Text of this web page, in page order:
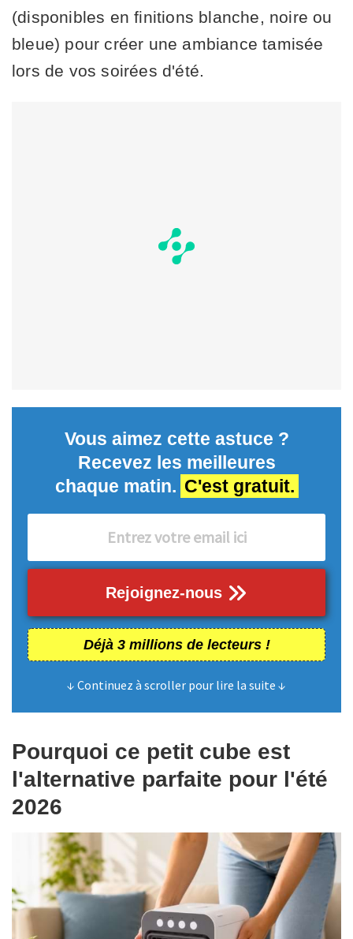
(disponibles en finitions blanche, noire ou
bleue) pour créer une ambiance tamisée
lors de vos soirées d'été.
Vous aimez cette astuce ?
Recevez les meilleures
chaque matin. C'est gratuit.
Rejoignez-nous
Déjà 3 millions de lecteurs !
↓ Continuez à scroller pour lire la suite ↓
Pourquoi ce petit cube est
l'alternative parfaite pour l'été
2026